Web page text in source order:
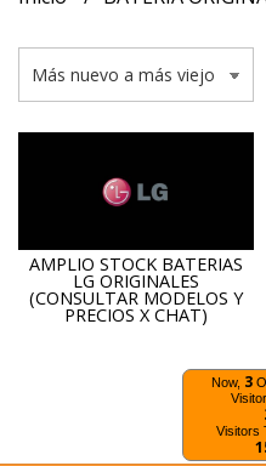
AMPLIO STOCK BATERIAS
LG ORIGINALES
(CONSULTAR MODELOS Y
PRECIOS X CHAT)
Now, 3
Visitors